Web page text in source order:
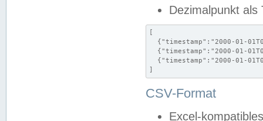
Dezimalpunkt als
[
{"timestamp":"2000-01-
{"timestamp":"2000-01-
{"timestamp":"2000-01-
]
CSV-Format
Excel-